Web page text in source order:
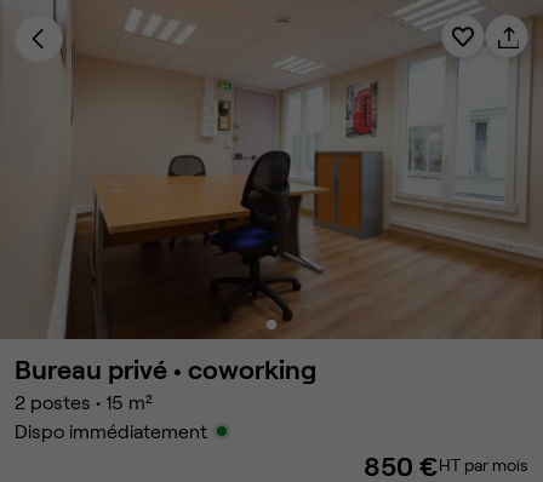
Bureau privé • coworking
2 postes • 15 m²
Dispo immédiatement
850 €HT par mois